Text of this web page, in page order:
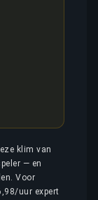
klim van
— en
Voor
uur expert